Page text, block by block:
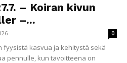
– Koiran kivun
–...
0
fyysistä kasvua ja kehitystä sekä
pennulle, kun tavoitteena on